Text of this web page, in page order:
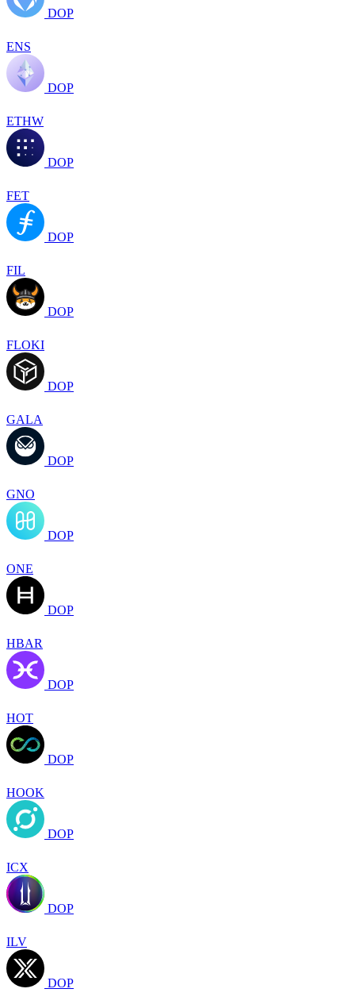
DOP
ENS
DOP
ETHW
DOP
FET
DOP
FIL
DOP
FLOKI
DOP
GALA
DOP
GNO
DOP
ONE
DOP
HBAR
DOP
HOT
DOP
HOOK
DOP
ICX
DOP
ILV
DOP